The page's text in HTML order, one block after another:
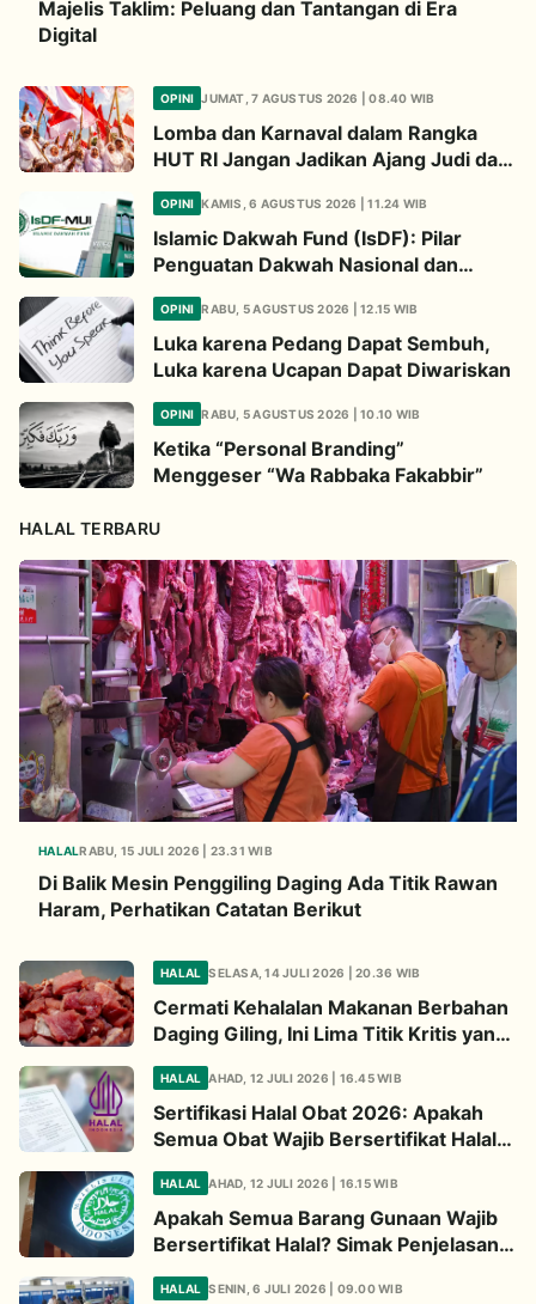
Majelis Taklim: Peluang dan Tantangan di Era
Digital
OPINI JUMAT, 7 AGUSTUS 2026 | 08.40 WIB
Lomba dan Karnaval dalam Rangka
HUT RI Jangan Jadikan Ajang Judi dan
Kampanye LGBT
OPINI KAMIS, 6 AGUSTUS 2026 | 11.24 WIB
Islamic Dakwah Fund (IsDF): Pilar
Penguatan Dakwah Nasional dan
Jembatan Kepedulian Umat Global
OPINI RABU, 5 AGUSTUS 2026 | 12.15 WIB
Luka karena Pedang Dapat Sembuh,
Luka karena Ucapan Dapat Diwariskan
OPINI RABU, 5 AGUSTUS 2026 | 10.10 WIB
Ketika “Personal Branding”
Menggeser “Wa Rabbaka Fakabbir”
HALAL TERBARU
HALALRABU, 15 JULI 2026 | 23.31 WIB
Di Balik Mesin Penggiling Daging Ada Titik Rawan
Haram, Perhatikan Catatan Berikut
HALAL SELASA, 14 JULI 2026 | 20.36 WIB
Cermati Kehalalan Makanan Berbahan
Daging Giling, Ini Lima Titik Kritis yang
HALAL AHAD, 12 JULI 2026 | 16.45 WIB
Sertifikasi Halal Obat 2026: Apakah
Semua Obat Wajib Bersertifikat Halal?
HALAL AHAD, 12 JULI 2026 | 16.15 WIB
Apakah Semua Barang Gunaan Wajib
Bersertifikat Halal? Simak Penjelasan
HALAL SENIN, 6 JULI 2026 | 09.00 WIB